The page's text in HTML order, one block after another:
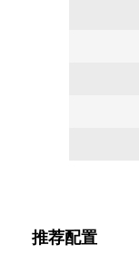
推荐配置